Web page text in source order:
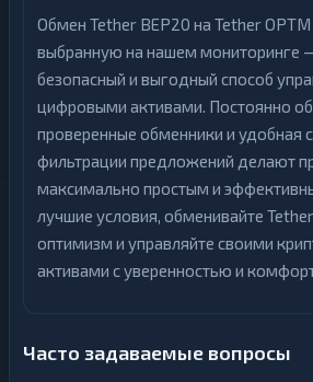
Обмен Tether BEP20 на Tether
выбранную на нашем мониторинге
безопасный и выгодный способ
цифровыми активами. Постоянно
проверенные обменники и удобная
фильтрации предложений делают
максимально простым и
лучшие условия, обменивайте
оптимизм и управляйте своими
активами с уверенностью и
Часто задаваемые вопросы